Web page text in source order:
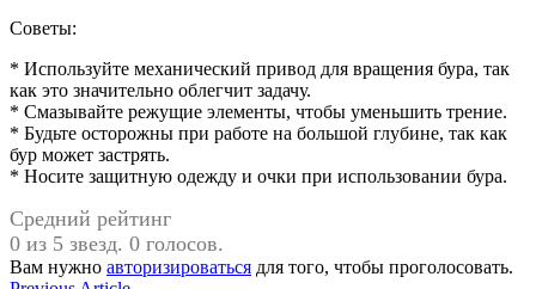
Советы:
* Используйте механический привод для вращения бура, так
как это значительно облегчит задачу.
* Смазывайте режущие элементы, чтобы уменьшить трение.
* Будьте осторожны при работе на большой глубине, так как
бур может застрять.
* Носите защитную одежду и очки при использовании бура.
Средний рейтинг
0 из 5 звезд. 0 голосов.
Вам нужно авторизироваться для того, чтобы проголосовать.